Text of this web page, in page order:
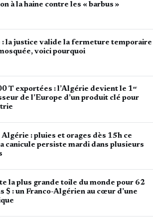
à la haine contre les « barbus »
: la justice valide la fermeture temporaire
voici pourquoi
T exportées : l’Algérie devient le 1ᵉʳ
de l’Europe d’un produit clé pour
: pluies et orages dès 15h ce
canicule persiste mardi dans plusieurs
la plus grande toile du monde pour 62
$ : un Franco-Algérien au cœur d’une